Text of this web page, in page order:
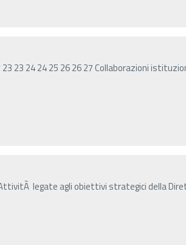
23 24 24 25 26 26 27 Collaborazioni
legate agli obiettivi strategici della